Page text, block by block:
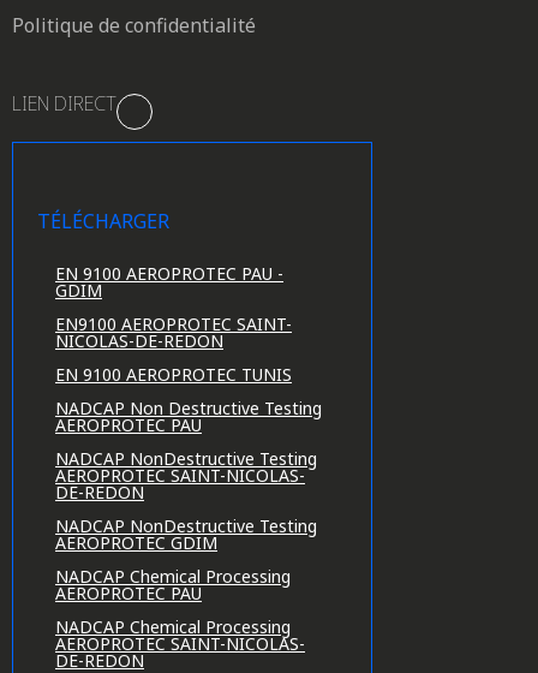
Politique de confidentialité
LIEN DIRECT
TÉLÉCHARGER
EN 9100 AEROPROTEC PAU -
GDIM
EN9100 AEROPROTEC SAINT-
NICOLAS-DE-REDON
EN 9100 AEROPROTEC TUNIS
NADCAP Non Destructive Testing
AEROPROTEC PAU
NADCAP NonDestructive Testing
AEROPROTEC SAINT-NICOLAS-
DE-REDON
NADCAP NonDestructive Testing
AEROPROTEC GDIM
NADCAP Chemical Processing
AEROPROTEC PAU
NADCAP Chemical Processing
AEROPROTEC SAINT-NICOLAS-
DE-REDON